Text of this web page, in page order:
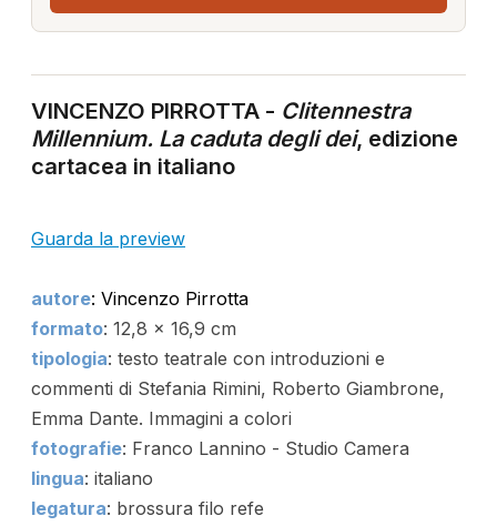
VINCENZO PIRROTTA - Clitennestra
Millennium. La caduta degli dei, edizione
cartacea in italiano
Guarda la preview
autore: Vincenzo Pirrotta
formato: 12,8 x 16,9 cm
tipologia: testo teatrale con introduzioni e
commenti di Stefania Rimini, Roberto Giambrone,
Emma Dante. Immagini a colori
fotografie: Franco Lannino - Studio Camera
lingua: italiano
legatura: brossura filo refe